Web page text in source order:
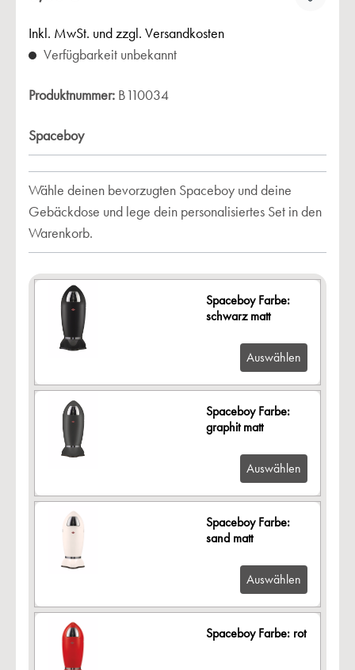
Inkl. MwSt. und zzgl. Versandkosten
Verfügbarkeit unbekannt
Produktnummer: B110034
Spaceboy
Wähle deinen bevorzugten Spaceboy und deine
Gebäckdose und lege dein personalisiertes Set in den
Warenkorb.
Spaceboy Farbe:
schwarz matt
Auswählen
Spaceboy Farbe:
graphit matt
Auswählen
Spaceboy Farbe:
sand matt
Auswählen
Spaceboy Farbe: rot